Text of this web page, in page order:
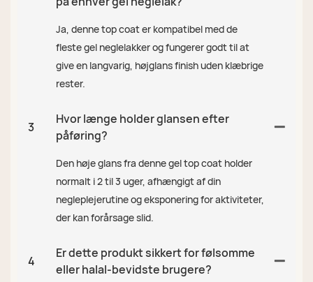
Ja, denne top coat er kompatibel med de
fleste gel neglelakker og fungerer godt til at
give en langvarig, højglans finish uden klæbrige
rester.
3
Hvor længe holder glansen efter
påføring?
Den høje glans fra denne gel top coat holder
normalt i 2 til 3 uger, afhængigt af din
negleplejerutine og eksponering for aktiviteter,
der kan forårsage slid.
4
Er dette produkt sikkert for følsomme
eller halal-bevidste brugere?